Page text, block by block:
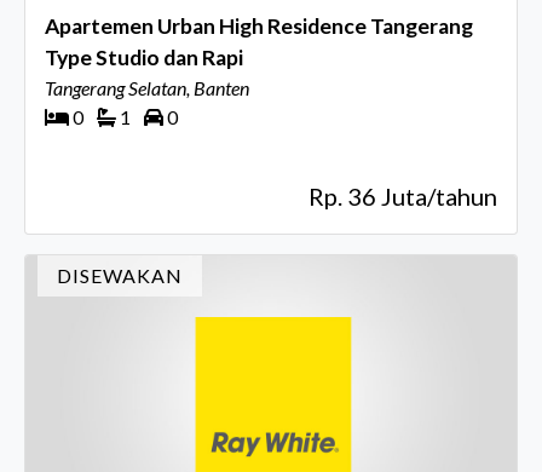
Apartemen Urban High Residence Tangerang
Type Studio dan Rapi
Tangerang Selatan, Banten
0
1 0
Rp. 36 Juta/tahun
DISEWAKAN